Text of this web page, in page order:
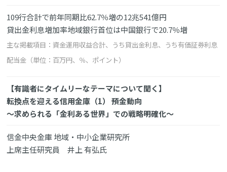
109行合計で前年同期比62.7％増の12兆541億円
貸出金利息増加率地域銀行首位は中国銀行で20.7％増
主な掲載項目：資金運用収益合計、うち貸出金利息、うち有価証券利息
配当金（単位：百万円、％、ポイント）
【有識者にタイムリーなテーマについて聞く】
転換点を迎える信用金庫（1） 預金動向
～求められる「金利ある世界」での戦略明確化～
信金中央金庫 地域・中小企業研究所
上席主任研究員 井上 有弘氏